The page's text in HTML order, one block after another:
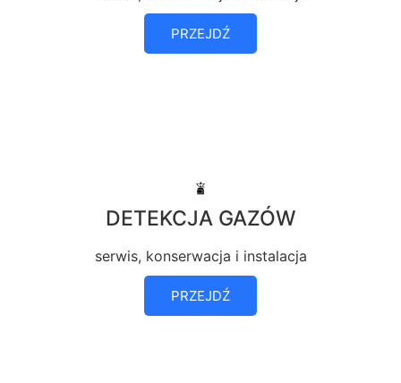
PRZEJDŹ
DETEKCJA GAZÓW
serwis, konserwacja i instalacja
PRZEJDŹ